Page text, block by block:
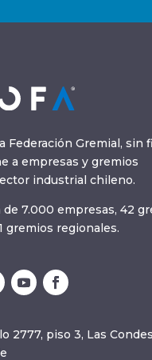
Federación Gremial, sin
a empresas y gremios
industrial chileno.
de 7.000 empresas, 42
gremios regionales.
2777, piso 3, Las